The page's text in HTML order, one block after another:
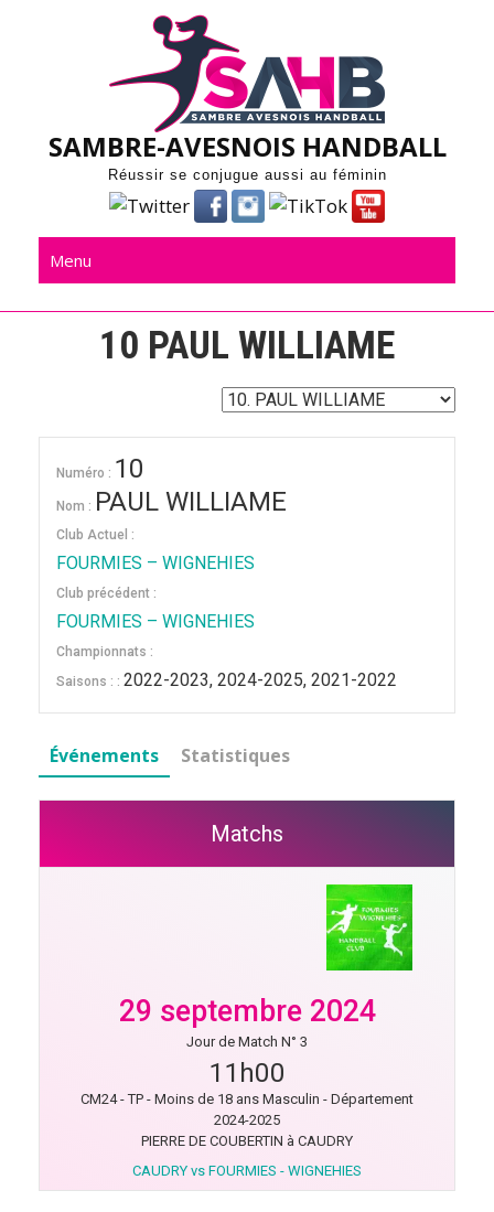
SAMBRE-AVESNOIS HANDBALL
Réussir se conjugue aussi au féminin
Menu
10 PAUL WILLIAME
Numéro : 10
Nom : PAUL WILLIAME
Club Actuel :
FOURMIES – WIGNEHIES
Club précédent :
FOURMIES – WIGNEHIES
Championnats :
Saisons : : 2022-2023, 2024-2025, 2021-2022
Événements Statistiques
Matchs
29 septembre 2024
Jour de Match N° 3
11h00
CM24 - TP - Moins de 18 ans Masculin - Département
2024-2025
PIERRE DE COUBERTIN à CAUDRY
CAUDRY vs FOURMIES - WIGNEHIES